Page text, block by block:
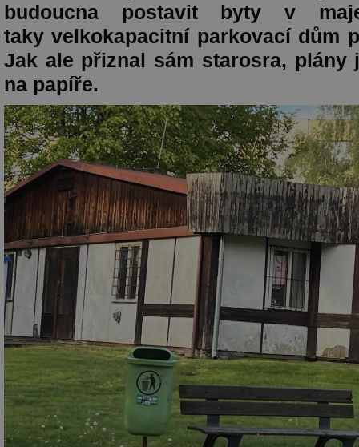
budoucna postavit byty v
takyvelkokapacitní parkovací dům
Jak ale přiznal sám starosra, plány
na papíře.